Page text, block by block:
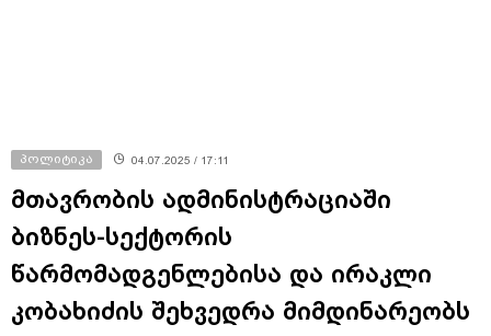
პოლიტიკა 04.07.2025 / 17:11
მთავრობის ადმინისტრაციაში
ბიზნეს-სექტორის
წარმომადგენლებისა და ირაკლი
კობახიძის შეხვედრა მიმდინარეობს